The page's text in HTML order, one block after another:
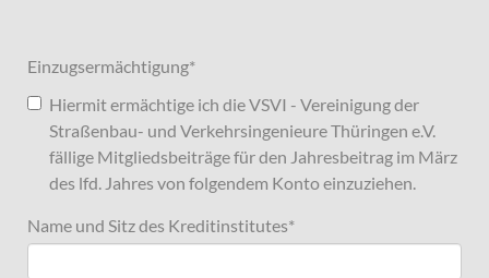
Einzugsermächtigung*
Hiermit ermächtige ich die VSVI - Vereinigung der
Straßenbau- und Verkehrsingenieure Thüringen e.V.
fällige Mitgliedsbeiträge für den Jahresbeitrag im März
des lfd. Jahres von folgendem Konto einzuziehen.
Name und Sitz des Kreditinstitutes*